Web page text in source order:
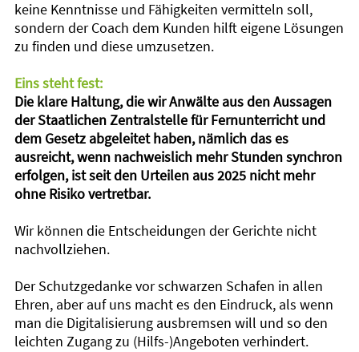
keine Kenntnisse und Fähigkeiten vermitteln soll,
sondern der Coach dem Kunden hilft eigene Lösungen
zu finden und diese umzusetzen.
Eins steht fest:
Die klare Haltung, die wir Anwälte aus den Aussagen
der Staatlichen Zentralstelle für Fernunterricht und
dem Gesetz abgeleitet haben, nämlich das es
ausreicht, wenn nachweislich mehr Stunden synchron
erfolgen, ist seit den Urteilen aus 2025 nicht mehr
ohne Risiko vertretbar.
Wir können die Entscheidungen der Gerichte nicht
nachvollziehen.
Der Schutzgedanke vor schwarzen Schafen in allen
Ehren, aber auf uns macht es den Eindruck, als wenn
man die Digitalisierung ausbremsen will und so den
leichten Zugang zu (Hilfs-)Angeboten verhindert.